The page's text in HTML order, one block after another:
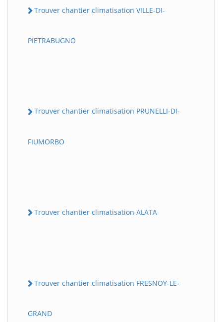
Trouver chantier climatisation VILLE-DI-
PIETRABUGNO
Trouver chantier climatisation PRUNELLI-DI-
FIUMORBO
Trouver chantier climatisation ALATA
Trouver chantier climatisation FRESNOY-LE-
GRAND